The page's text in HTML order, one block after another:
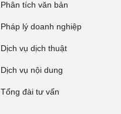
Phân tích văn bản
Pháp lý doanh nghiệp
Dịch vụ dịch thuật
Dịch vụ nội dung
Tổng đài tư vấn